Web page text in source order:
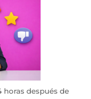
horas después de